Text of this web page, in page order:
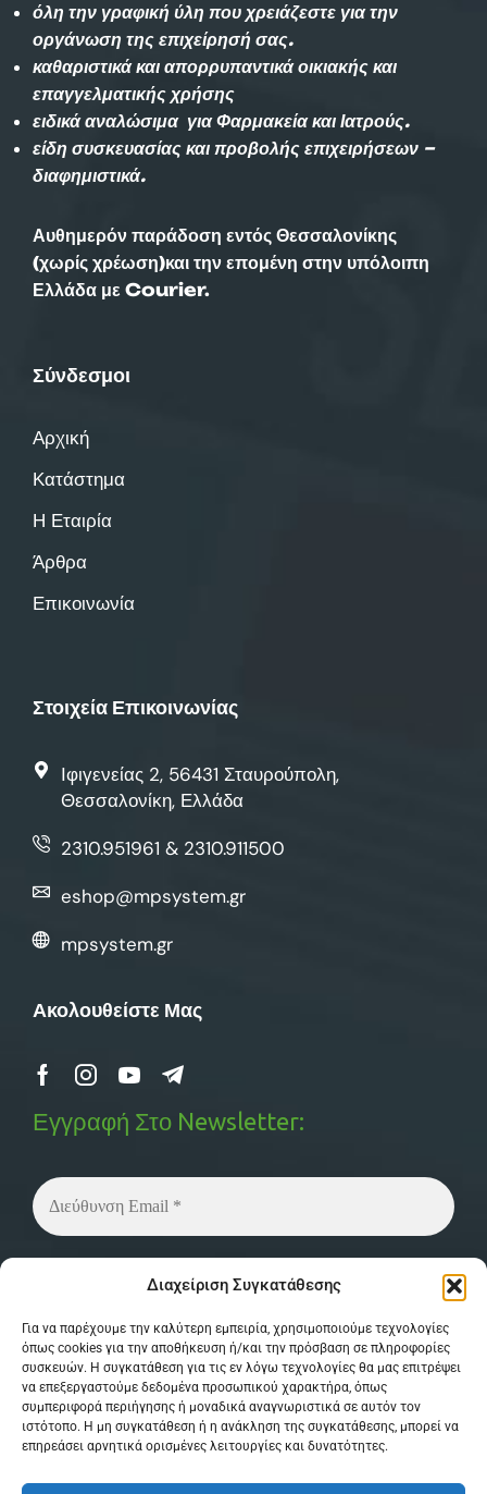
Διαχείριση Συγκατάθεσης
Για να παρέχουμε την καλύτερη εμπειρία, χρησιμοποιούμε τεχνολογίες
όπως cookies για την αποθήκευση ή/και την πρόσβαση σε πληροφορίες
συσκευών. Η συγκατάθεση για τις εν λόγω τεχνολογίες θα μας επιτρέψει
να επεξεργαστούμε δεδομένα προσωπικού χαρακτήρα, όπως
συμπεριφορά περιήγησης ή μοναδικά αναγνωριστικά σε αυτόν τον
ιστότοπο. Η μη συγκατάθεση ή η ανάκληση της συγκατάθεσης, μπορεί να
επηρεάσει αρνητικά ορισμένες λειτουργίες και δυνατότητες.
όλη την γραφική ύλη που χρειάζεστε για την
οργάνωση της επιχείρησή σας.
καθαριστικά και απορρυπαντικά οικιακής και
επαγγελματικής χρήσης
ειδικά αναλώσιμα για Φαρμακεία και Ιατρούς.
είδη συσκευασίας και προβολής επιχειρήσεων –
διαφημιστικά.
Αυθημερόν παράδοση εντός Θεσσαλονίκης
(χωρίς χρέωση)και την επομένη στην υπόλοιπη
Ελλάδα με Courier.
Σύνδεσμοι
Αρχική
Κατάστημα
Η Εταιρία
Άρθρα
Επικοινωνία
Στοιχεία Επικοινωνίας
Ιφιγενείας 2, 56431 Σταυρούπολη,
Θεσσαλονίκη, Ελλάδα
2310.951961 & 2310.911500
eshop@mpsystem.gr
mpsystem.gr
Ακολουθείστε Μας
Εγγραφή Στο Newsletter:
μας για περισσότερες λεπτομέρειες.